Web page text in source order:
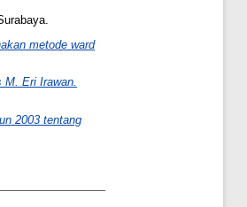
metode ward
M. Eri Irawan.
2003 tentang